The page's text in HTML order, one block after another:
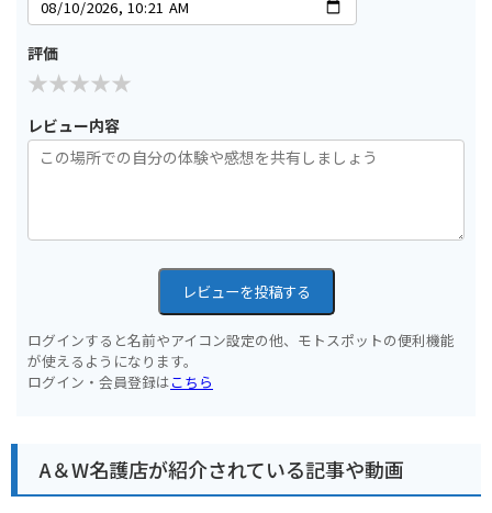
評価
レビュー内容
レビューを投稿する
ログインすると名前やアイコン設定の他、モトスポットの便利機能
が使えるようになります。
ログイン・会員登録はこちら
A＆W名護店が紹介されている記事や動画